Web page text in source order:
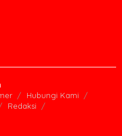
Hubungi Kami
Redaksi